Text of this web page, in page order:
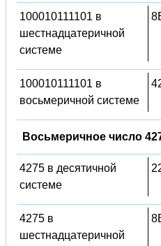
100010111101 в
шестнадцатеричной
системе
100010111101 в
восьмеричной системе
Восьмеричное число
4275 в десятичной
системе
4275 в
шестнадцатеричной